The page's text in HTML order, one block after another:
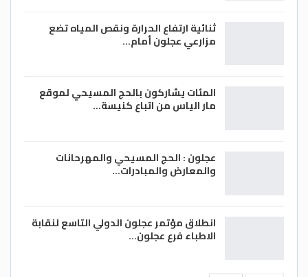
ثنائية ارتفاع الحرارة ونقص المياه تضع
مزارعي عجلون أمام…
المئات يشاركون بالحج المسيحي لموقع
مار الياس من اتباع كنيسة…
عجلون : الحج المسيحي والمهرحانات
والمعارض والمبادرات…
انطلاق مؤتمر عجلون الدولي التاسع لنقابة
الاطباء فرع عجلون…